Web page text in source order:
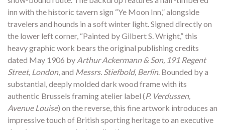
inn with the historic tavern sign “Ye Moon Inn,” alongside
travelers and hounds in a soft winter light. Signed directly on
the lower left corner, “Painted by Gilbert S. Wright,” this
heavy graphic work bears the original publishing credits
dated May 1906 by Arthur Ackermann & Son, 191 Regent
Street, London, and Messrs. Stiefbold, Berlin. Bounded by a
substantial, deeply molded dark wood frame with its
authentic Brussels framing atelier label (P. Verdussen,
Avenue Louise) on the reverse, this fine artwork introduces an
impressive touch of British sporting heritage to an executive